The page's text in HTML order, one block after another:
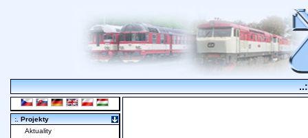
:. Projekty
Aktuality